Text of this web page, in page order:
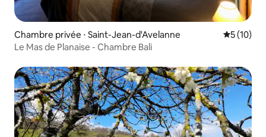
Chambre privée ⋅ Saint-Jean-d'Avelanne
5 (10)
Le Mas de Planaise - Chambre Bali